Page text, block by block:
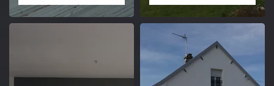
Nettoyage et